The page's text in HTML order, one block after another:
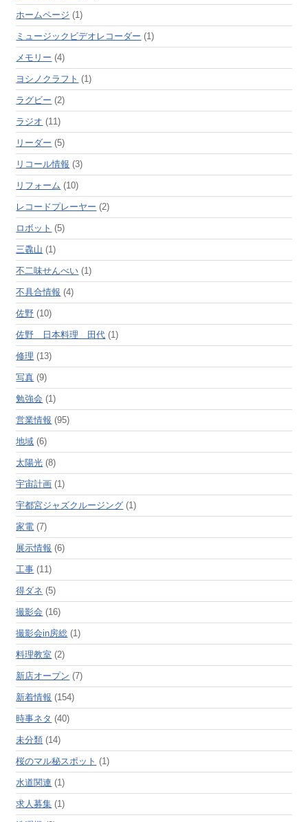
ホームページ (1)
ミュージックビデオレコーダー (1)
メモリー (4)
ヨシノクラフト (1)
ラグビー (2)
ラジオ (11)
リーダー (5)
リコール情報 (3)
リフォーム (10)
レコードプレーヤー (2)
ロボット (5)
三毳山 (1)
不二味せんべい (1)
不具合情報 (4)
佐野 (10)
佐野 日本料理 田代 (1)
修理 (13)
写真 (9)
勉強会 (1)
営業情報 (95)
地域 (6)
太陽光 (8)
宇宙計画 (1)
宇都宮ジャズクルージング (1)
家電 (7)
展示情報 (6)
工事 (11)
得ダネ (5)
撮影会 (16)
撮影会in房総 (1)
料理教室 (2)
新店オープン (7)
新着情報 (154)
時事ネタ (40)
未分類 (14)
桜のマル秘スポット (1)
水道関連 (1)
求人募集 (1)